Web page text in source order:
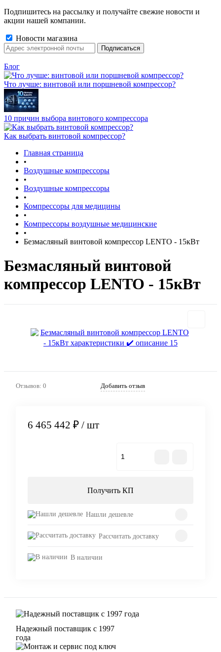
Подпишитесь на рассылку и получайте свежие новости и
акции нашей компании.
Новости магазина
Блог
Что лучше: винтовой или поршневой компрессор?
10 причин выбора винтового компрессора
Как выбрать винтовой компрессор?
Главная страница
•
Воздушные компрессоры
•
Воздушные компрессоры
•
Компрессоры для медицины
•
Компрессоры воздушные медицинские
•
Безмасляный винтовой компрессор LENTO - 15кВт
Безмасляный винтовой
компрессор LENTO - 15кВт
Отзывов: 0 Добавить отзыв
6 465 442 ₽ / шт
Получить КП
Нашли дешевле
Рассчитать доставку
В наличии
Надежный поставщик с 1997
года